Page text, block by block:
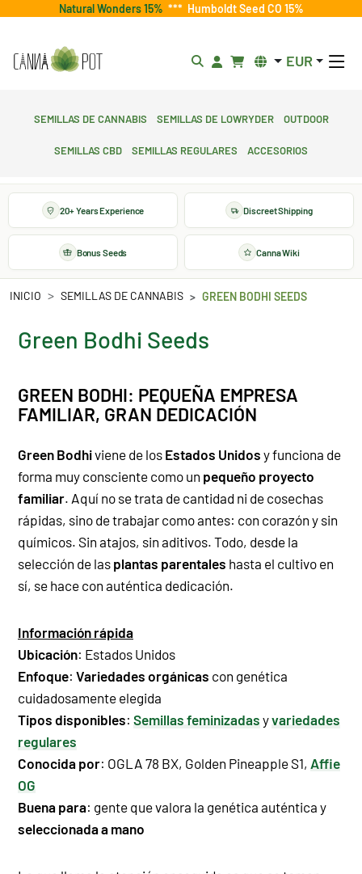
Natural Wonders 15% *** Humboldt Seed CO 15%
EUR
Semillas de cannabis Semillas de lowryder Outdoor
Semillas CBD Semillas regulares Accesorios
20+ Years Experience Discreet Shipping
Bonus Seeds Canna Wiki
INICIO SEMILLAS DE CANNABIS GREEN BODHI SEEDS
Green Bodhi Seeds
GREEN BODHI: PEQUEÑA EMPRESA
FAMILIAR, GRAN DEDICACIÓN
Green Bodhiviene de los Estados Unidos y funciona de
forma muy consciente como un pequeño proyecto
familiar. Aquí no se trata de cantidad ni de cosechas
rápidas, sino de trabajar como antes: con corazón y sin
químicos. Sin atajos, sin aditivos. Todo, desde la
selección de las plantas parentales hasta el cultivo en
sí, se hace con auténtica dedicación.
Información rápida
Ubicación: Estados Unidos
Enfoque: Variedades orgánicas con genética
cuidadosamente elegida
Tipos disponibles: Semillas feminizadas yvariedades
regulares
Conocida por: OGLA 78 BX, Golden Pineapple S1, Affie
OG
Buena para: gente que valora la genética auténtica y
seleccionada a mano